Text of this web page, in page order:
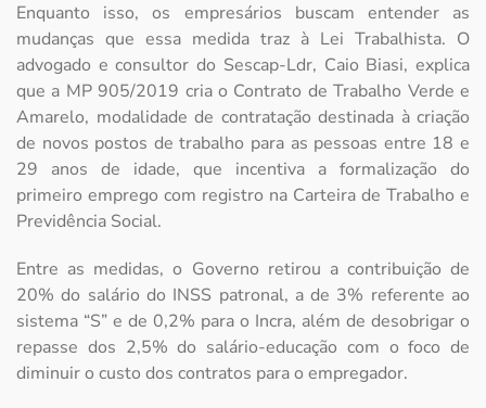
Enquanto isso, os empresários buscam entender as
mudanças que essa medida traz à Lei Trabalhista. O
advogado e consultor do Sescap-Ldr, Caio Biasi, explica
que a MP 905/2019 cria o Contrato de Trabalho Verde e
Amarelo, modalidade de contratação destinada à criação
de novos postos de trabalho para as pessoas entre 18 e
29 anos de idade, que incentiva a formalização do
primeiro emprego com registro na Carteira de Trabalho e
Previdência Social.
Entre as medidas, o Governo retirou a contribuição de
20% do salário do INSS patronal, a de 3% referente ao
sistema “S” e de 0,2% para o Incra, além de desobrigar o
repasse dos 2,5% do salário-educação com o foco de
diminuir o custo dos contratos para o empregador.